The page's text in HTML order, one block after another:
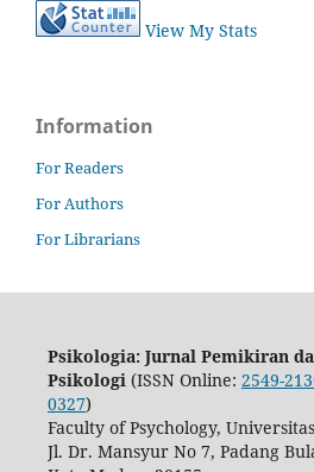
View My Stats
Information
For Readers
For Authors
For Librarians
Psikologia: Jurnal Pemikiran
Psikologi (ISSN Online: 2549-
0327)
Faculty of Psychology,
Jl. Dr. Mansyur No 7, Padang